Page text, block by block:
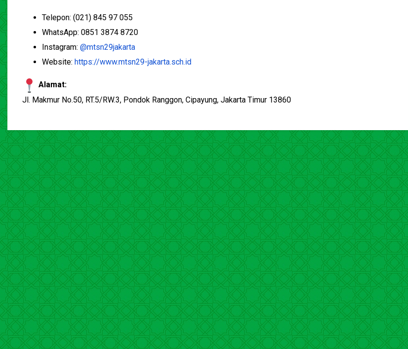
Telepon: (021) 845 97 055
WhatsApp: 0851 3874 8720
Instagram: @mtsn29jakarta
Website: https://www.mtsn29-jakarta.sch.id
Alamat:
Jl. Makmur No.50, RT.5/RW.3, Pondok Ranggon, Cipayung, Jakarta Timur 13860